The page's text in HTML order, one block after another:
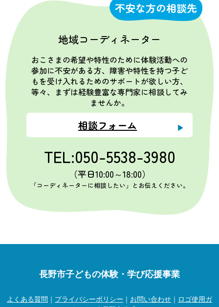
不安な方の相談先
地域コーディネーター
おこさまの希望や特性のために体験活動への
参加に不安がある方、障害や特性を持つ子ど
もを受け入れるためのサポートが欲しい方、
等々、まずは経験豊富な専門家に相談してみ
ませんか。
相談フォーム
TEL:050-5538-3980
（平日10:00～18:00）
「コーディネーターに相談したい」とお伝えください。
長野市子どもの体験・学び応援事業
よくある質問 ｜ プライバシーポリシー ｜ お問い合わせ ｜ ロゴ使用ガ